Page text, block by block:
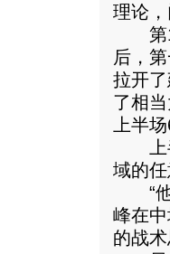
理论
第12
后，
拉开
了相
上半
上半
域的
“他
峰在
的战